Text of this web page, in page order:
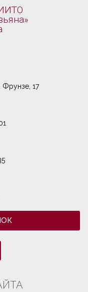
Фрунзе, 17